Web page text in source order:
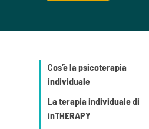
Cos’è la psicoterapia
individuale
La terapia individuale di
inTHERAPY